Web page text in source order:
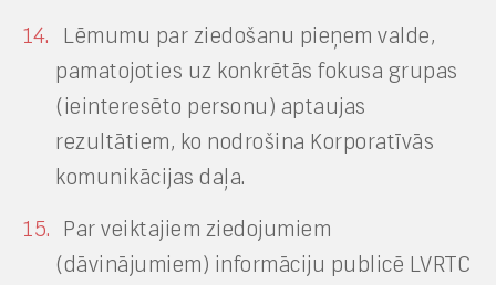
Lēmumu par ziedošanu pieņem valde,
pamatojoties uz konkrētās fokusa grupas
(ieinteresēto personu) aptaujas
rezultātiem, ko nodrošina Korporatīvās
komunikācijas daļa.
Par veiktajiem ziedojumiem
(dāvinājumiem) informāciju publicē LVRTC